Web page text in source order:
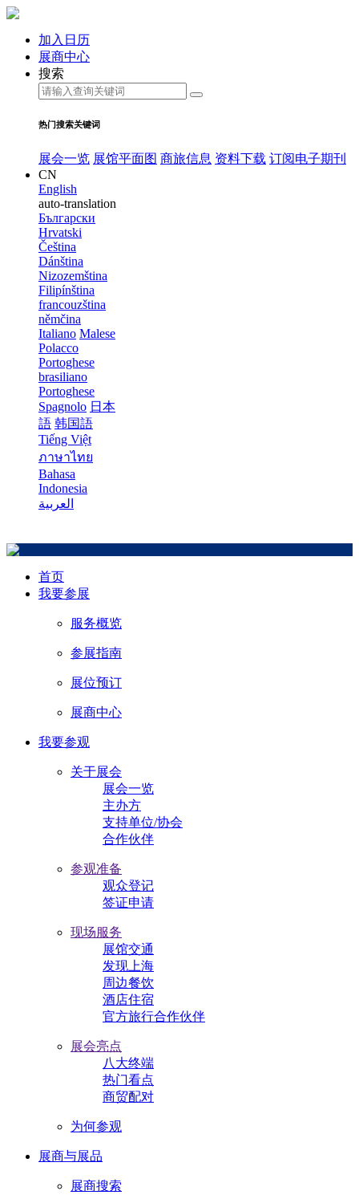
加入日历
展商中心
搜索
热门搜索关键词
展会一览 展馆平面图 商旅信息 资料下载 订阅电子期刊
CN
English
auto-translation
Български
Hrvatski
Čeština
Dánština
Nizozemština
Filipínština
francouzština
němčina
Italiano Malese
Polacco
Portoghese
brasiliano
Portoghese
Spagnolo 日本
語 韩国語
Tiếng Việt
ภาษาไทย
Bahasa
Indonesia
العربية
首页
我要参展
服务概览
参展指南
展位预订
展商中心
我要参观
关于展会
展会一览
主办方
支持单位/协会
合作伙伴
参观准备
观众登记
签证申请
现场服务
展馆交通
发现上海
周边餐饮
酒店住宿
官方旅行合作伙伴
展会亮点
八大终端
热门看点
商贸配对
为何参观
展商与展品
展商搜索